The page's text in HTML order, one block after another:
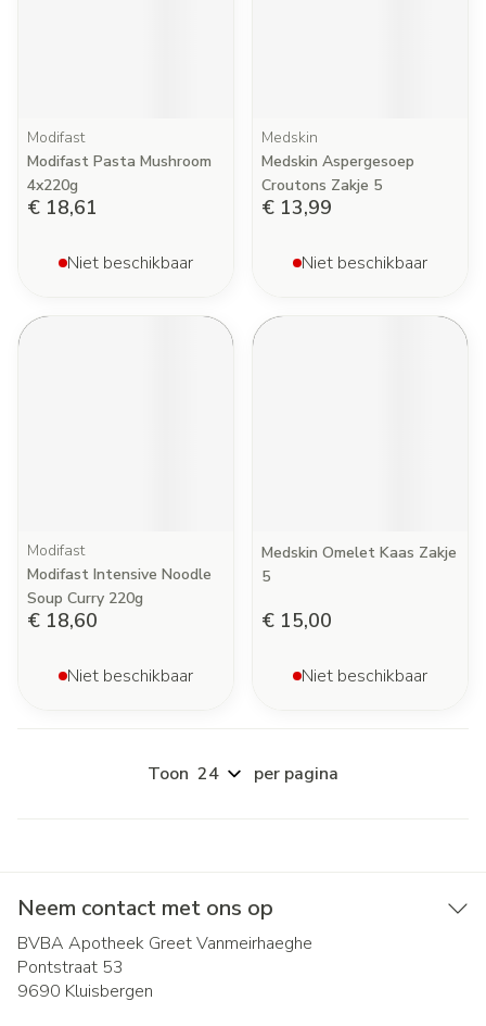
Modifast
Modifast Pasta Mushroom
4x220g
€ 18,61
Niet beschikbaar
Medskin
Medskin Aspergesoep
Croutons Zakje 5
€ 13,99
Niet beschikbaar
Modifast
Modifast Intensive Noodle
Soup Curry 220g
€ 18,60
Niet beschikbaar
Medskin Omelet Kaas Zakje
5
€ 15,00
Niet beschikbaar
Toon per pagina
Neem contact met ons op
BVBA Apotheek Greet Vanmeirhaeghe
Pontstraat 53
9690 Kluisbergen